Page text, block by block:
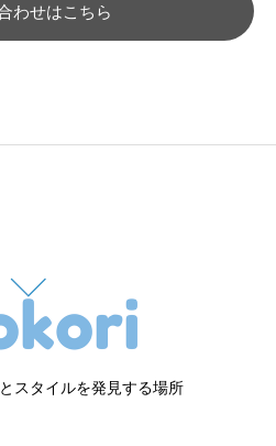
わせはこちら
スタイルを発見する場所